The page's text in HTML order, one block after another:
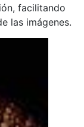
facilitando
las imágenes.